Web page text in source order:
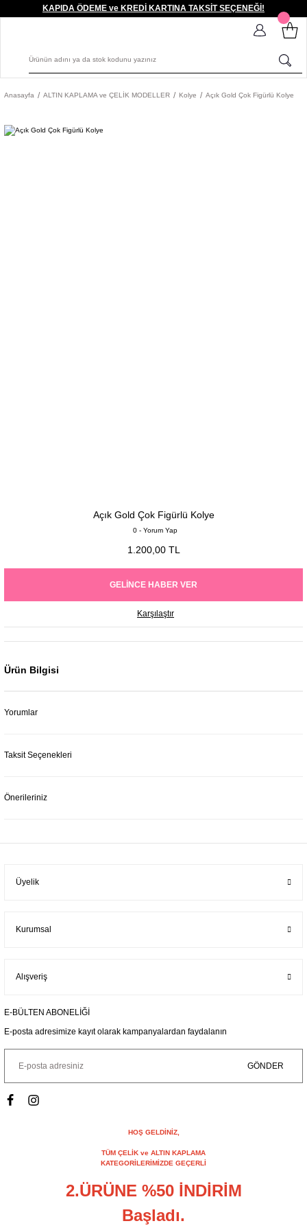
KAPIDA ÖDEME ve KREDİ KARTINA TAKSİT SEÇENEĞİ!
Anasayfa ALTIN KAPLAMA ve ÇELİK MODELLER Kolye Açık Gold Çok Figürlü Kolye
Açık Gold Çok Figürlü Kolye
0 - Yorum Yap
1.200,00 TL
GELINCE HABER VER
Karşılaştır
Ürün Bilgisi
Yorumlar
Taksit Seçenekleri
Önerileriniz
Üyelik
Kurumsal
Alışveriş
E-BÜLTEN ABONELİĞİ
E-posta adresimize kayıt olarak kampanyalardan faydalanın
GÖNDER
HOŞ GELDİNİZ,
TÜM ÇELİK ve ALTIN KAPLAMA
KATEGORİLERİMİZDE GEÇERLİ
2.ÜRÜNE %50 İNDİRİM
Başladı.